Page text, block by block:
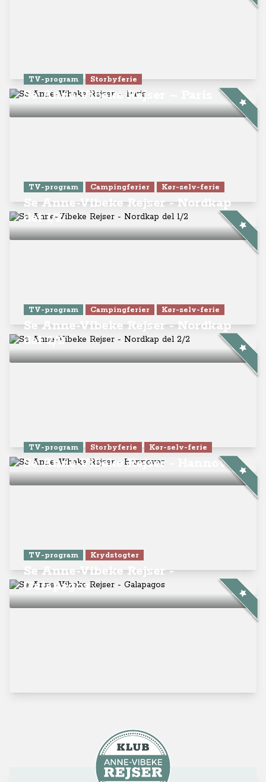
TV-program Storbyferie
Se Anne-Vibeke Rejser – Paris
TV-program Campingferier Kør-selv-ferie
Se Anne-Vibeke Rejser - Nordkap
del 1/2
TV-program Campingferier Kør-selv-ferie
Se Anne-Vibeke Rejser - Nordkap
del 2/2
TV-program Storbyferie Kør-selv-ferie
Se Anne-Vibeke Rejser - Hannover
TV-program Krydstogter
Se Anne-Vibeke Rejser -
Galapagos